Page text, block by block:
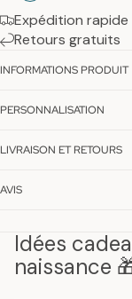
Expédition rapide
Retours gratuits
INFORMATIONS PRODUIT
PERSONNALISATION
LIVRAISON ET RETOURS
AVIS
Idées
naissance